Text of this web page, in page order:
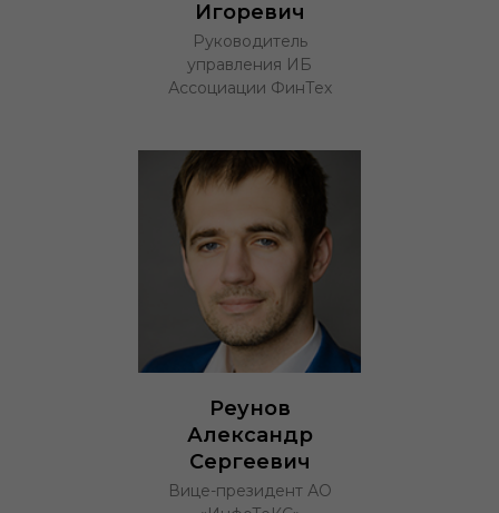
Игоревич
Руководитель
управления ИБ
Ассоциации ФинТех
Реунов
Александр
Сергеевич
Вице-президент АО